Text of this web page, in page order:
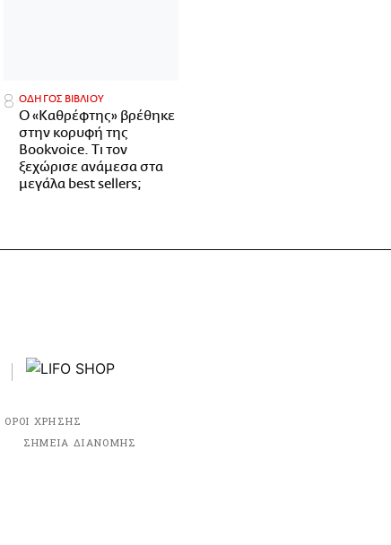
ΟΔΗΓΟΣ ΒΙΒΛΙΟΥ
Ο «Καθρέφτης» βρέθηκε
στην κορυφή της
Bookvoice. Τι τον
ξεχώρισε ανάμεσα στα
μεγάλα best sellers;
ΟΡΟΙ ΧΡΗΣΗΣ
ΣΗΜΕΙΑ ΔΙΑΝΟΜΗΣ